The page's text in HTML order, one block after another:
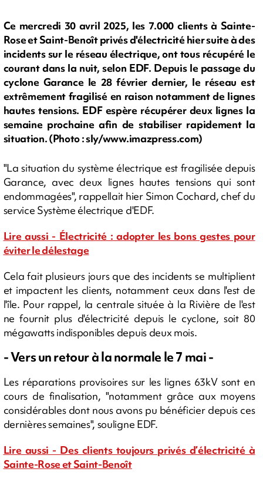
Ce mercredi 30 avril 2025, les 7.000 clients à Sainte-
Rose et Saint-Benoît privés d'électricité hier suite à des
incidents sur le réseau électrique, ont tous récupéré le
courant dans la nuit, selon EDF. Depuis le passage du
cyclone Garance le 28 février dernier, le réseau est
extrêmement fragilisé en raison notamment de lignes
hautes tensions. EDF espère récupérer deux lignes la
semaine prochaine afin de stabiliser rapidement la
situation. (Photo : sly/www.imazpress.com)
"La situation du système électrique est fragilisée depuis
Garance, avec deux lignes hautes tensions qui sont
endommagées", rappellait hier Simon Cochard, chef du
service Système électrique d'EDF.
Lire aussi - Électricité : adopter les bons gestes pour
éviter le délestage
Cela fait plusieurs jours que des incidents se multiplient
et impactent les clients, notamment ceux dans l'est de
l'île. Pour rappel, la centrale située à la Rivière de l'est
ne fournit plus d'électricité depuis le cyclone, soit 80
mégawatts indisponibles depuis deux mois.
- Vers un retour à la normale le 7 mai -
Les réparations provisoires sur les lignes 63kV sont en
cours de finalisation, "notamment grâce aux moyens
considérables dont nous avons pu bénéficier depuis ces
dernières semaines", souligne EDF.
Lire aussi - Des clients toujours privés d’électricité à
Sainte-Rose et Saint-Benoît